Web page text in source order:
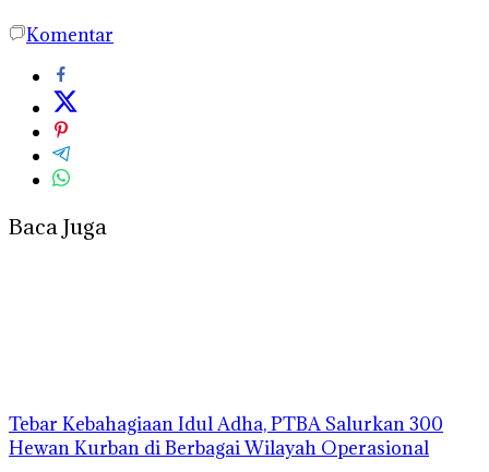
Komentar
Baca Juga
Tebar Kebahagiaan Idul Adha, PTBA Salurkan 300
Hewan Kurban di Berbagai Wilayah Operasional